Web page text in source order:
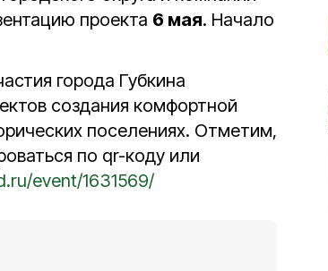
проекта 6 мая. Начало
города Губкина
создания комфортной
поселениях. Отметим,
по qr-коду или
event/1631569/